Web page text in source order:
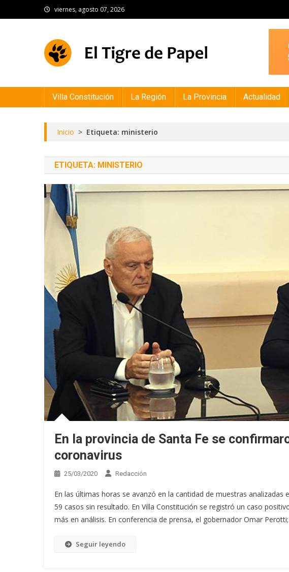
to
viernes, agosto 07, 2026
Villa Constitución La Región La Provincia Actualidad
Inicio > Etiqueta: ministerio
ETIQUETA: MINISTERIO
En la provincia de Santa Fe se
coronavirus
25/03/2020 Redacción
En las últimas horas se avanzó en la cantidad de muestras analizadas
59 casos sin resultado. En Villa Constitución se registró un caso
más en análisis. En conferencia de prensa, el gobernador Omar
Seguir leyendo